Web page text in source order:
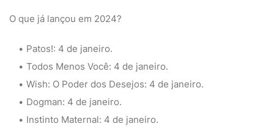
O que já lançou em 2024?
Patos!: 4 de janeiro.
Todos Menos Você: 4 de janeiro.
Wish: O Poder dos Desejos: 4 de janeiro.
Dogman: 4 de janeiro.
Instinto Maternal: 4 de janeiro.